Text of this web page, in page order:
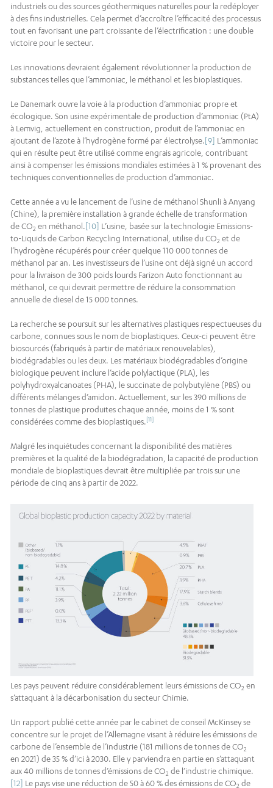
industriels ou des sources géothermiques naturelles pour la redéployer
à des fins industrielles. Cela permet d’accroître l’efficacité des processus
tout en favorisant une part croissante de l’électrification : une double
victoire pour le secteur.
Les innovations devraient également révolutionner la production de
substances telles que l’ammoniac, le méthanol et les bioplastiques.
Le Danemark ouvre la voie à la production d’ammoniac propre et
écologique. Son usine expérimentale de production d’ammoniac (PtA)
à Lemvig, actuellement en construction, produit de l’ammoniac en
ajoutant de l’azote à l’hydrogène formé par électrolyse.[9] L’ammoniac
qui en résulte peut être utilisé comme engrais agricole, contribuant
ainsi à compenser les émissions mondiales estimées à 1 % provenant des
techniques conventionnelles de production d’ammoniac.
Cette année a vu le lancement de l’usine de méthanol Shunli à Anyang
(Chine), la première installation à grande échelle de transformation
de CO2 en méthanol.[10] L’usine, basée sur la technologie Emissions-
to-Liquids de Carbon Recycling International, utilise du CO2 et de
l’hydrogène récupérés pour créer quelque 110 000 tonnes de
méthanol par an. Les investisseurs de l’usine ont déjà signé un accord
pour la livraison de 300 poids lourds Farizon Auto fonctionnant au
méthanol, ce qui devrait permettre de réduire la consommation
annuelle de diesel de 15 000 tonnes.
La recherche se poursuit sur les alternatives plastiques respectueuses du
carbone, connues sous le nom de bioplastiques. Ceux-ci peuvent être
biosourcés (fabriqués à partir de matériaux renouvelables),
biodégradables ou les deux. Les matériaux biodégradables d’origine
biologique peuvent inclure l’acide polylactique (PLA), les
polyhydroxyalcanoates (PHA), le succinate de polybutylène (PBS) ou
différents mélanges d’amidon. Actuellement, sur les 390 millions de
tonnes de plastique produites chaque année, moins de 1 % sont
considérées comme des bioplastiques.[11]
Malgré les inquiétudes concernant la disponibilité des matières
premières et la qualité de la biodégradation, la capacité de production
mondiale de bioplastiques devrait être multipliée par trois sur une
période de cinq ans à partir de 2022.
Les pays peuvent réduire considérablement leurs émissions de CO2 en
s’attaquant à la décarbonisation du secteur Chimie.
Un rapport publié cette année par le cabinet de conseil McKinsey se
concentre sur le projet de l’Allemagne visant à réduire les émissions de
carbone de l’ensemble de l’industrie (181 millions de tonnes de CO2
en 2021) de 35 % d’ici à 2030. Elle y parviendra en partie en s’attaquant
aux 40 millions de tonnes d’émissions de CO2 de l’industrie chimique.
[12] Le pays vise une réduction de 50 à 60 % des émissions de CO2 de